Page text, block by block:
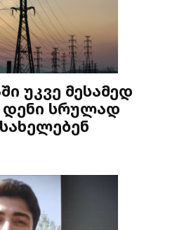
უკვე მესამედ
დენი სრულად